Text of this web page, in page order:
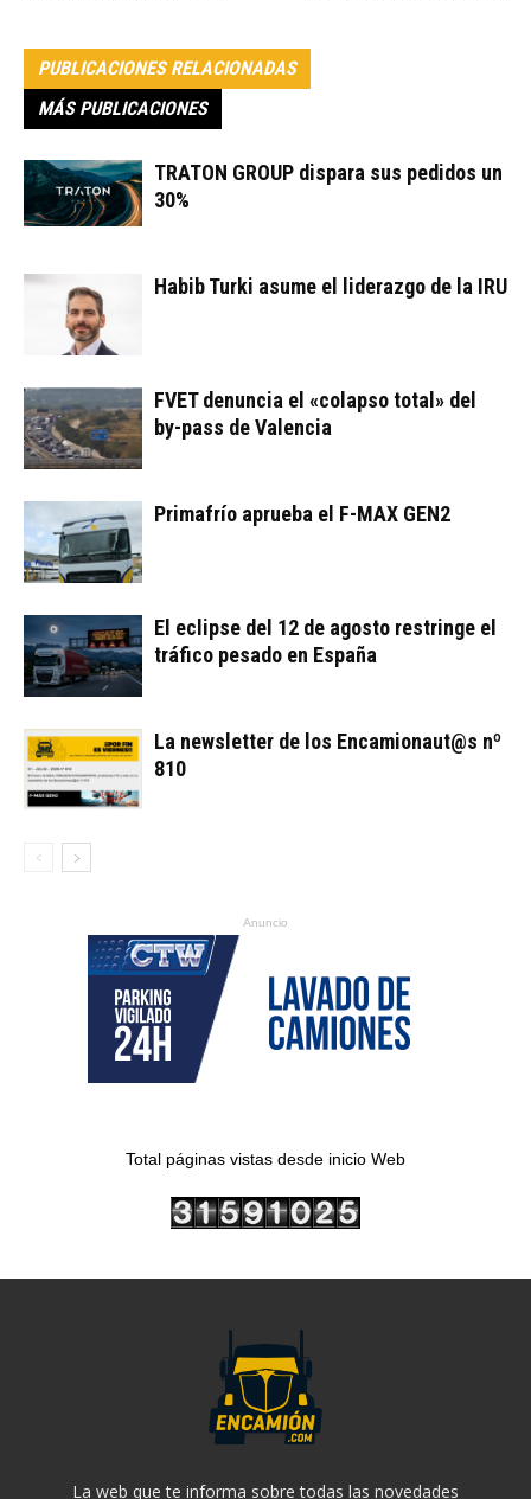
PUBLICACIONES RELACIONADAS
MÁS PUBLICACIONES
TRATON GROUP dispara sus pedidos un
30%
Habib Turki asume el liderazgo de la IRU
FVET denuncia el «colapso total» del
by-pass de Valencia
Primafrío aprueba el F-MAX GEN2
El eclipse del 12 de agosto restringe el
tráfico pesado en España
La newsletter de los Encamionaut@s nº
810
Anuncio
Total páginas vistas desde inicio Web
La web que te informa sobre todas las novedades